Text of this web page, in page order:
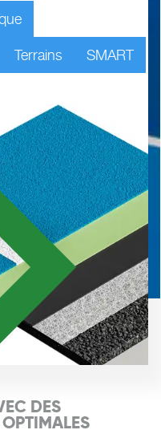
Terrains
SMART
DES